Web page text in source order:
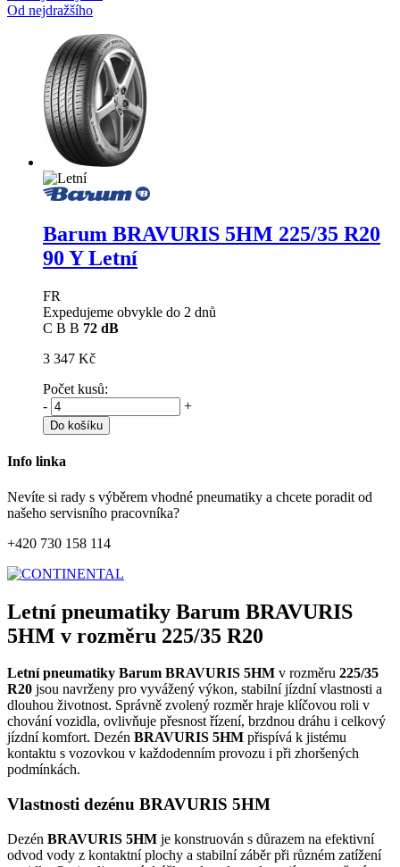
Od nejdražšího
Barum BRAVURIS 5HM 225/35 R20
90 Y Letní
FR
Expedujeme obvykle do 2 dnů
C B B 72 dB
3 347 Kč
Počet kusů:
-
+
Do košíku
Info linka
Nevíte si rady s výběrem vhodné pneumatiky a chcete poradit od
našeho servisního pracovníka?
+420 730 158 114
Letní pneumatiky Barum BRAVURIS
5HM v rozměru 225/35 R20
Letní pneumatiky Barum BRAVURIS 5HM v rozměru 225/35
R20 jsou navrženy pro vyvážený výkon, stabilní jízdní vlastnosti a
dlouhou životnost. Správně zvolený rozměr hraje klíčovou roli v
chování vozidla, ovlivňuje přesnost řízení, brzdnou dráhu i celkový
jízdní komfort. Dezén BRAVURIS 5HM přispívá k jistému
kontaktu s vozovkou v každodenním provozu i při zhoršených
podmínkách.
Vlastnosti dezénu BRAVURIS 5HM
Dezén BRAVURIS 5HM je konstruován s důrazem na efektivní
odvod vody z kontaktní plochy a stabilní záběr při různém zatížení